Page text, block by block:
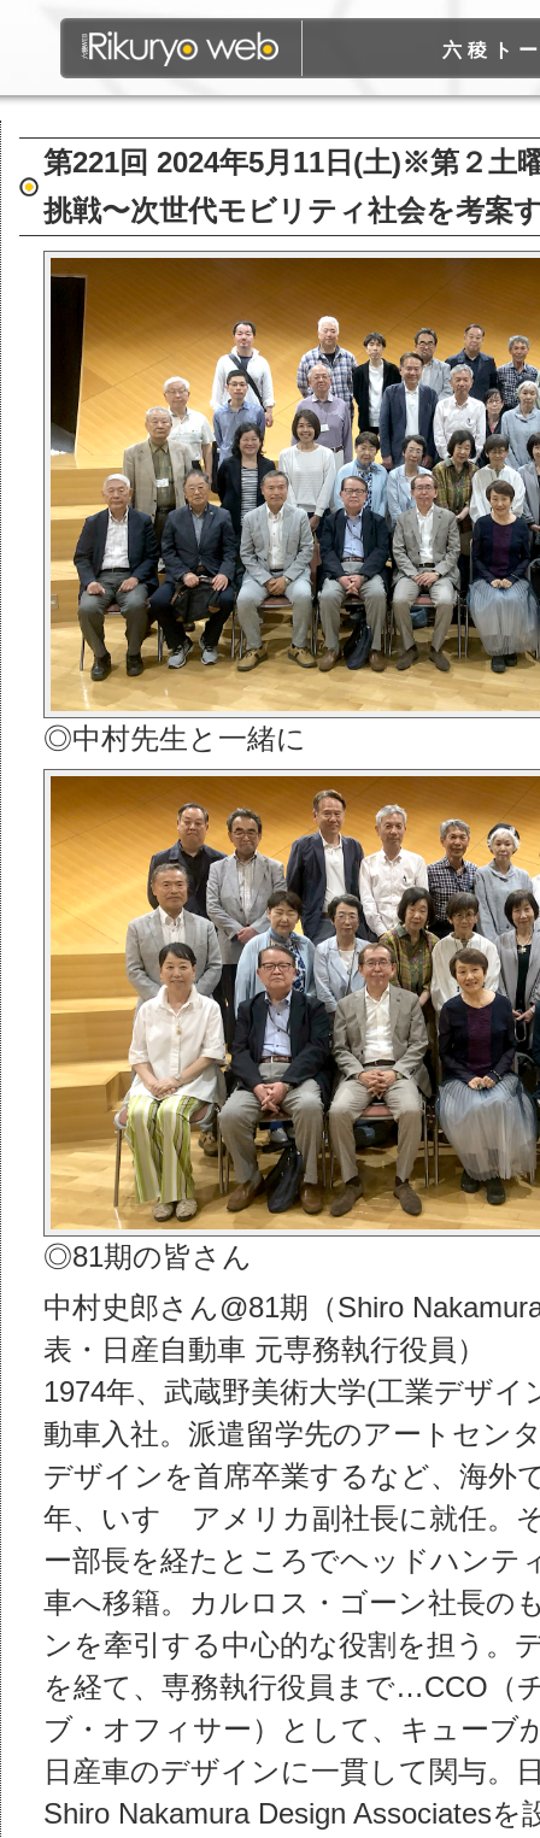
六稜ト
第221回 2024年5月11日(土)※第２土
挑戦〜次世代モビリティ社会を考案
◎中村先生と一緒に
◎81期の皆さん
中村史郎さん@81期（Shiro
表・日産自動車 元専務執行役員）
1974年、武蔵野美術大学(工業デザ
動車入社。派遣留学先のアートセン
デザインを首席卒業するなど、海外
年、いすゞアメリカ副社長に就任。
ー部長を経たところでヘッドハンテ
車へ移籍。カルロス・ゴーン社長の
ンを牽引する中心的な役割を担う。
を経て、専務執行役員まで…CCO（
ブ・オフィサー）として、キューブ
日産車のデザインに一貫して関与。
Shiro Nakamura Design Associatesを